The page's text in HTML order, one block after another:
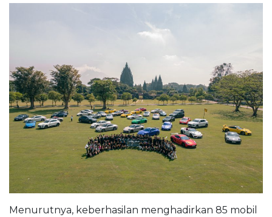
Menurutnya, keberhasilan menghadirkan 85 mobil